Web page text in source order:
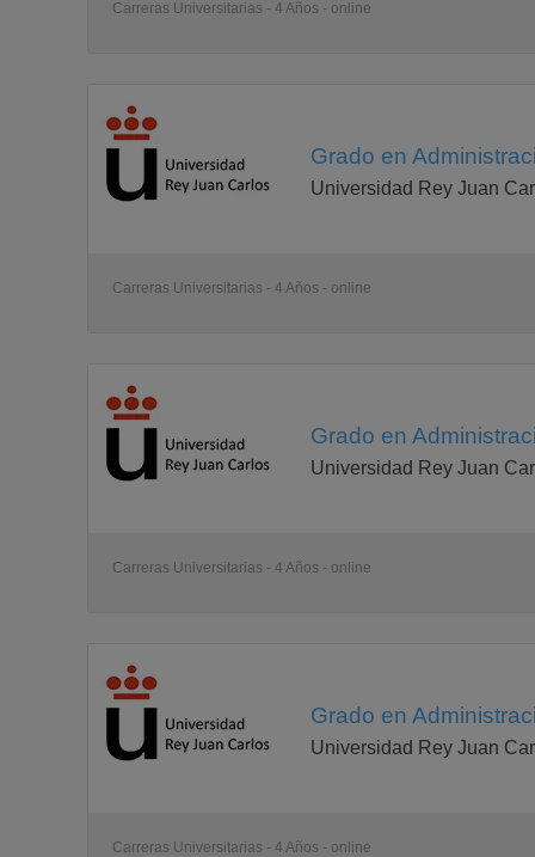
Carreras Universitarias - 4 Años - online
Grado en
Universidad Rey Juan
Carreras Universitarias - 4 Años - online
Grado en
Universidad Rey Juan
Carreras Universitarias - 4 Años - online
Grado en
Universidad Rey Juan
Carreras Universitarias - 4 Años - online